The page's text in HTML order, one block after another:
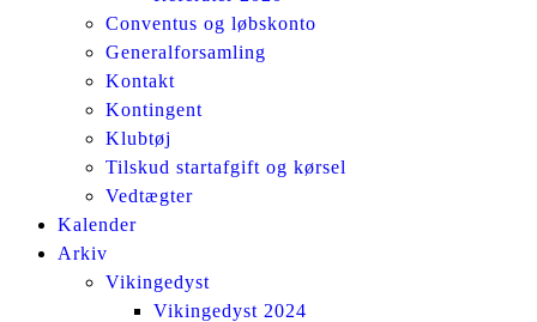
Conventus og løbskonto
Generalforsamling
Kontakt
Kontingent
Klubtøj
Tilskud startafgift og kørsel
Vedtægter
Kalender
Arkiv
Vikingedyst
Vikingedyst 2024